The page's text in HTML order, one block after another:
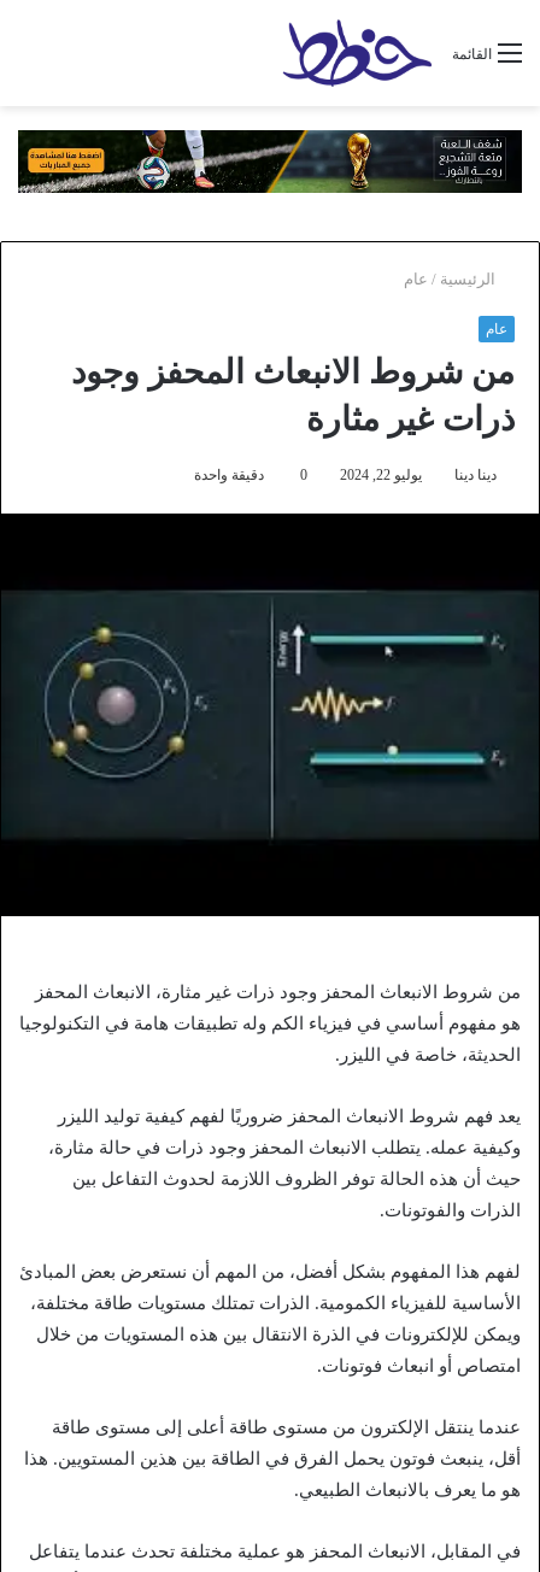
القائمة
الرئيسية / عام
عام
من شروط الانبعاث المحفز وجود
ذرات غير مثارة
دينا دينا يوليو 22, 2024 0 دقيقة واحدة
من شروط الانبعاث المحفز وجود ذرات غير مثارة، الانبعاث المحفز
هو مفهوم أساسي في فيزياء الكم وله تطبيقات هامة في التكنولوجيا
الحديثة، خاصة في الليزر.
يعد فهم شروط الانبعاث المحفز ضروريًا لفهم كيفية توليد الليزر
وكيفية عمله. يتطلب الانبعاث المحفز وجود ذرات في حالة مثارة،
حيث أن هذه الحالة توفر الظروف اللازمة لحدوث التفاعل بين
الذرات والفوتونات.
لفهم هذا المفهوم بشكل أفضل، من المهم أن نستعرض بعض المبادئ
الأساسية للفيزياء الكمومية. الذرات تمتلك مستويات طاقة مختلفة،
ويمكن للإلكترونات في الذرة الانتقال بين هذه المستويات من خلال
امتصاص أو انبعاث فوتونات.
عندما ينتقل الإلكترون من مستوى طاقة أعلى إلى مستوى طاقة
أقل، ينبعث فوتون يحمل الفرق في الطاقة بين هذين المستويين. هذا
هو ما يعرف بالانبعاث الطبيعي.
في المقابل، الانبعاث المحفز هو عملية مختلفة تحدث عندما يتفاعل